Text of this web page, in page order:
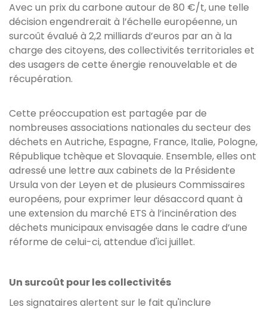
Avec un prix du carbone autour de 80 €/t, une telle
décision engendrerait à l’échelle européenne, un
surcoût évalué à 2,2 milliards d’euros par an à la
charge des citoyens, des collectivités territoriales et
des usagers de cette énergie renouvelable et de
récupération.
Cette préoccupation est partagée par de
nombreuses associations nationales du secteur des
déchets en Autriche, Espagne, France, Italie, Pologne,
République tchèque et Slovaquie. Ensemble, elles ont
adressé une lettre aux cabinets de la Présidente
Ursula von der Leyen et de plusieurs Commissaires
européens, pour exprimer leur désaccord quant à
une extension du marché ETS à l’incinération des
déchets municipaux envisagée dans le cadre d’une
réforme de celui-ci, attendue d'ici juillet.
Un surcoût pour les collectivités
Les signataires alertent sur le fait qu'inclure